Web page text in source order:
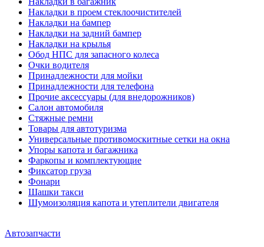
Накладки в проем стеклоочистителей
Накладки на бампер
Накладки на задний бампер
Накладки на крылья
Обод НПС для запасного колеса
Очки водителя
Принадлежности для мойки
Принадлежности для телефона
Прочие аксессуары (для внедорожников)
Салон автомобиля
Стяжные ремни
Товары для автотуризма
Универсальные противомоскитные сетки на окна
Упоры капота и багажника
Фаркопы и комплектующие
Фиксатор груза
Фонари
Шашки такси
Шумоизоляция капота и утеплители двигателя
Автозапчасти